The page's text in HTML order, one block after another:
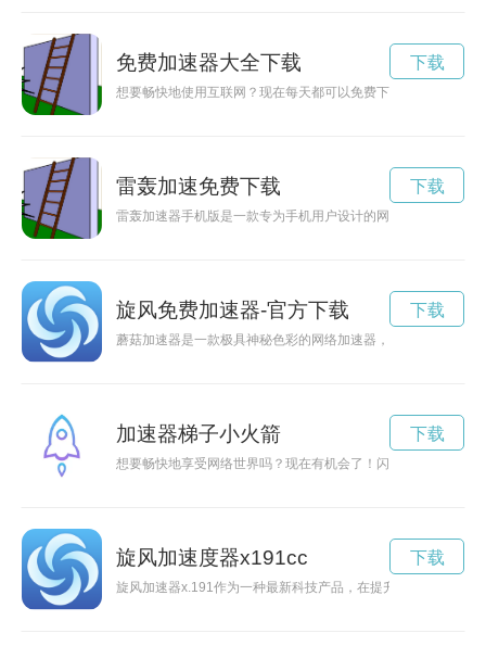
免费加速器大全下载
想要畅快地使用互联网？现在每天都可以免费下载加速器，让您
下载
雷轰加速免费下载
雷轰加速器手机版是一款专为手机用户设计的网络加速工具，
下载
旋风免费加速器-官方下载
蘑菇加速器是一款极具神秘色彩的网络加速器，其官网更是蕴
下载
加速器梯子小火箭
想要畅快地享受网络世界吗？现在有机会了！闪电猫加速器为
下载
旋风加速度器x191cc
旋风加速器x.191作为一种最新科技产品，在提升速度和效率方
下载